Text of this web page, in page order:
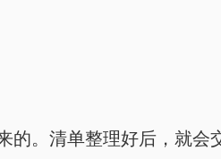
的。清单整理好后，就会